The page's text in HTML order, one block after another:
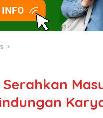
Serahkan